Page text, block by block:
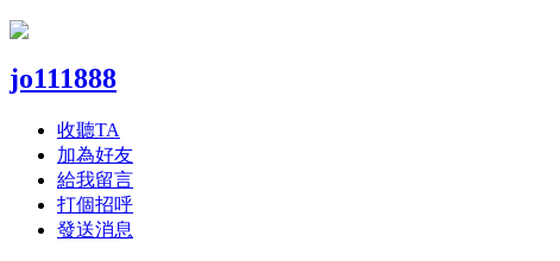
jo111888
收聽TA
加為好友
給我留言
打個招呼
發送消息